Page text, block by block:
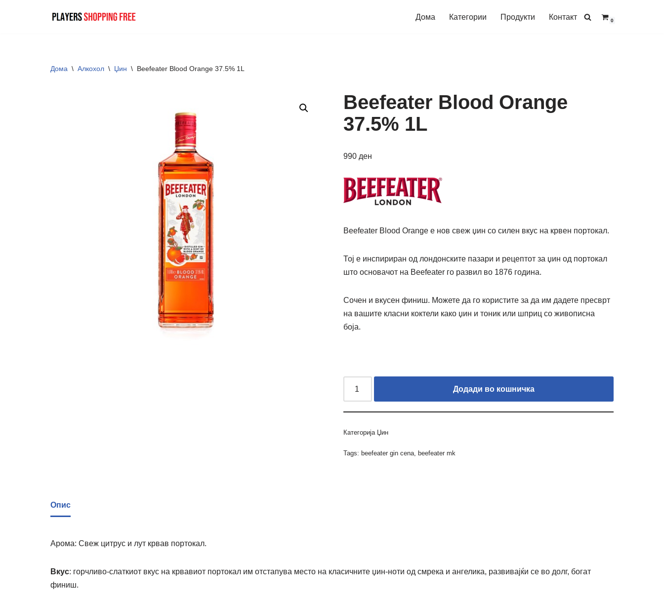
Дома Категории Продукти Контакт 0
Дома \ Алкохол \ Џин \ Beefeater Blood Orange 37.5% 1L
Beefeater Blood Orange
37.5% 1L
990 ден
Beefeater Blood Orange е нов свеж џин со силен вкус на крвен портокал.
Тој е инспириран од лондонските пазари и рецептот за џин од портокал
што основачот на Beefeater го развил во 1876 година.
Сочен и вкусен финиш. Можете да го користите за да им дадете пресврт
на вашите класни коктели како џин и тоник или шприц со живописна
боја.
Додади во кошничка
Категорија Џин
Tags: beefeater gin cena, beefeater mk
Опис
Арома: Свеж цитрус и лут крвав портокал.
Вкус: горчливо-слаткиот вкус на крвавиот портокал им отстапува место на класичните џин-ноти од смрека и ангелика, развивајќи се во долг, богат
финиш.